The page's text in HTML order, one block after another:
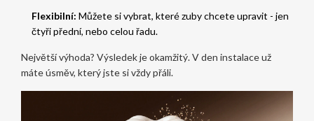
Flexibilní: Můžete si vybrat, které zuby chcete upravit - jen
čtyři přední, nebo celou řadu.
Největší výhoda? Výsledek je okamžitý. V den instalace už
máte úsměv, který jste si vždy přáli.